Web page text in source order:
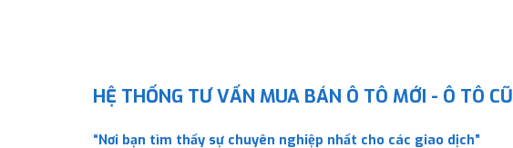
HỆ THỐNG TƯ VẤN MUA BÁN Ô TÔ MỚI - Ô TÔ CŨ
“Nơi bạn tìm thấy sự chuyên nghiệp nhất cho các giao dịch”